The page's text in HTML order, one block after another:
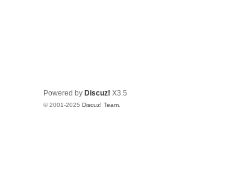
Powered by Discuz! X3.5
© 2001-2025 Discuz! Team